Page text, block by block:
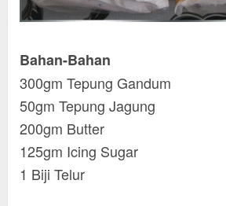
Bahan-Bahan
300gm Tepung Gandum
50gm Tepung Jagung
200gm Butter
125gm Icing Sugar
1 Biji Telur